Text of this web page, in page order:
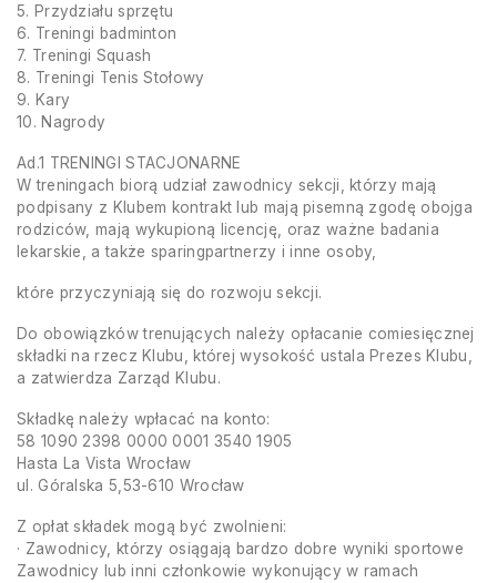
5. Przydziału sprzętu
6. Treningi badminton
7. Treningi Squash
8. Treningi Tenis Stołowy
9. Kary
10. Nagrody
Ad.1 TRENINGI STACJONARNE
W treningach biorą udział zawodnicy sekcji, którzy mają
podpisany z Klubem kontrakt lub mają pisemną zgodę obojga
rodziców, mają wykupioną licencję, oraz ważne badania
lekarskie, a także sparingpartnerzy i inne osoby,
które przyczyniają się do rozwoju sekcji.
Do obowiązków trenujących należy opłacanie comiesięcznej
składki na rzecz Klubu, której wysokość ustala Prezes Klubu,
a zatwierdza Zarząd Klubu.
Składkę należy wpłacać na konto:
58 1090 2398 0000 0001 3540 1905
Hasta La Vista Wrocław
ul. Góralska 5,53-610 Wrocław
Z opłat składek mogą być zwolnieni:
· Zawodnicy, którzy osiągają bardzo dobre wyniki sportowe
Zawodnicy lub inni członkowie wykonujący w ramach